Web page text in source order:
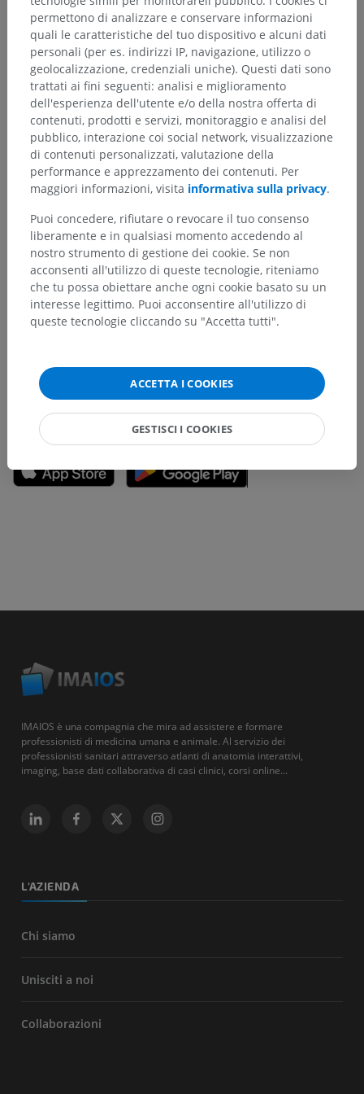
Osteologia> Termini generali> Ossa sesamoidee
Strutture sottostanti:Non sono presenti strutture
soggiacenti per questa parte anatomica
Anatomia comparata umana
Hai notato un errore?
Non esitare a suggerire una correzione, traduzione o
un miglioramento dei contenuti.
SCARICA L'APP
IMAIOS è una compagnia che mira ad assistere e formare
professionisti di medicina umana e animale. Al servizio dei
professionisti sanitari attraverso atlanti di anatomia interattivi,
imaging, base dati collaborativa di casi clinici, corsi online...
L'AZIENDA
Chi siamo
Unisciti a noi
Collaborazioni
permettono di analizzare e conservare informazioni
quali le caratteristiche del tuo dispositivo e alcuni dati
personali (per es. indirizzi IP, navigazione, utilizzo o
geolocalizzazione, credenziali uniche). Questi dati sono
trattati ai fini seguenti: analisi e miglioramento
dell'esperienza dell'utente e/o della nostra offerta di
contenuti, prodotti e servizi, monitoraggio e analisi del
pubblico, interazione coi social network, visualizzazione
di contenuti personalizzati, valutazione della
performance e apprezzamento dei contenuti. Per
maggiori informazioni, visita informativa sulla privacy.
Puoi concedere, rifiutare o revocare il tuo consenso
liberamente e in qualsiasi momento accedendo al
nostro strumento di gestione dei cookie. Se non
acconsenti all'utilizzo di queste tecnologie, riteniamo
che tu possa obiettare anche ogni cookie basato su un
interesse legittimo. Puoi acconsentire all'utilizzo di
queste tecnologie cliccando su "Accetta tutti".
ACCETTA I COOKIES
GESTISCI I COOKIES